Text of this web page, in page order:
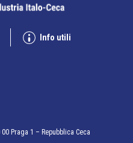
Info utili
Praga 1 – Repubblica Ceca